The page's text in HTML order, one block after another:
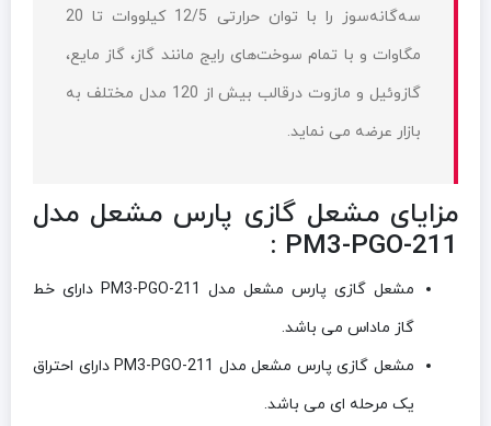
سه‌گانه‌سوز را با توان حرارتی 12/5 کیلووات تا 20
مگاوات و با تمام سوخت‌های رایج مانند گاز، گاز مایع،
گازوئیل و مازوت درقالب بیش از 120 مدل مختلف به
بازار عرضه می‌ نماید.
مزایای مشعل گازی پارس مشعل مدل
PM3-PGO-211 :
مشعل گازی پارس مشعل مدل PM3-PGO-211 دارای خط
گاز ماداس می باشد.
مشعل گازی پارس مشعل مدل PM3-PGO-211 دارای احتراق
یک مرحله ای می باشد.